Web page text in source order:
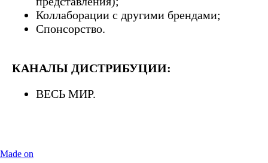
Коллаборации с другими брендами;
Спонсорство.
КАНАЛЫ ДИСТРИБУЦИИ:
ВЕСЬ МИР.
Made on